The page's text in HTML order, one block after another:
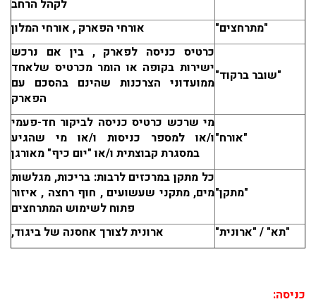
לקהל הרחב
"מתרחצים"
אורחי הפארק , אורחי המלון
"שובר ברקוד"
כרטיס כניסה לפארק , בין אם נרכש
ישירות בקופה או הומר מכרטיס שלאחד
ממועדוני הצרכנות שהינם בהסכם עם
הפארק
"אורח"
מי שרכש כרטיס כניסה לביקור חד-פעמי
ו/או למספר כניסות ו/או מי שהגיע
במסגרת קבוצתית ו/או "יום כיף" מאורגן
"מתקן"
כל מתקן במרכזים לרבות: בריכות, מגלשות
מים, מתקני שעשועים , חוף רחצה , איזור
פתוח לשימוש המתרחצים
"תא" / "ארונית"
ארונית לצורך אחסנה של ביגוד,
כניסה: